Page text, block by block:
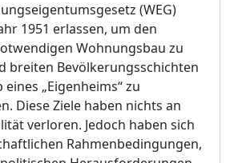
(WEG)
1951 erlassen, um den
Wohnungsbau zu
breiten Bevölkerungsschichten
„Eigenheims“ zu
DieseZiele haben nichts an
verloren. Jedoch haben sich
Rahmenbedingungen,